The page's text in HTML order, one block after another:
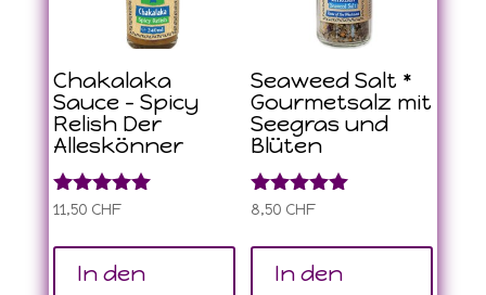
Chakalaka
Sauce – Spicy
Relish Der
Alleskönner
Bewertet
5.00
von 5
11,50 CHF
In den
Seaweed Salt *
Gourmetsalz mit
Seegras und
Blüten
Bewertet
5.00
von 5
8,50 CHF
In den